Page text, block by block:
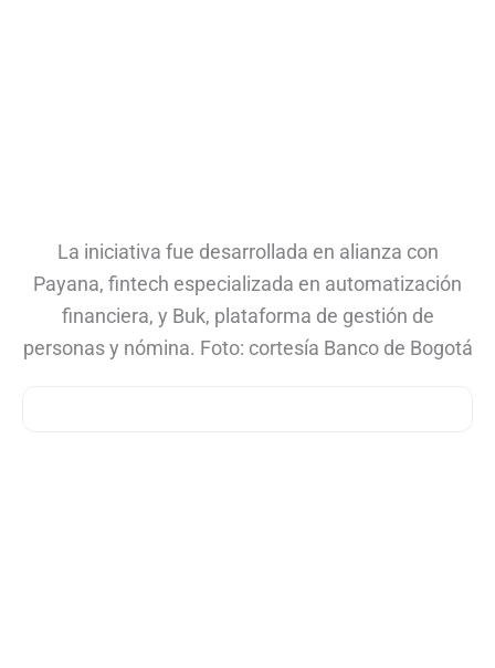
La iniciativa fue desarrollada en alianza con
Payana, fintech especializada en automatización
financiera, y Buk, plataforma de gestión de
personas y nómina. Foto: cortesía Banco de Bogotá